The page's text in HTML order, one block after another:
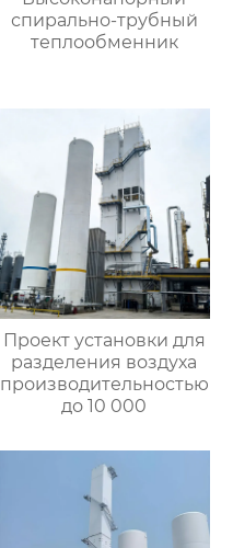
спирально-трубный
теплообменник
Проект установки для
разделения воздуха
производительностью
до 10 000